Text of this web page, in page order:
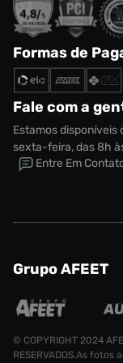
Formas de
Fale com a
Estamos disponíveis
sexta-feira, das 8h
Entre Em
Grupo AFEET
© COPYRIGHT 2024
RESERVADOS.As